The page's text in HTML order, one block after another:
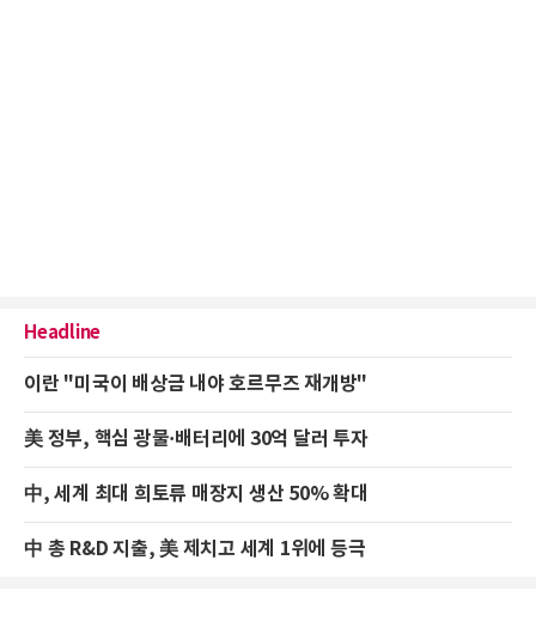
Headline
이란 "미국이 배상금 내야 호르무즈 재개방"
美 정부, 핵심 광물·배터리에 30억 달러 투자
中, 세계 최대 희토류 매장지 생산 50% 확대
中 총 R&D 지출, 美 제치고 세계 1위에 등극